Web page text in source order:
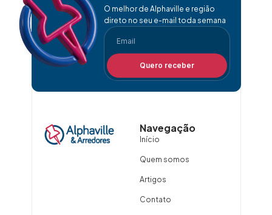
O melhor de Alphaville e região
direto no seu e-mail toda semana
Quero receber
Navegação
Início
Quem somos
Artigos
Contato